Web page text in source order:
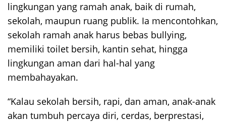
lingkungan yang ramah anak, baik di rumah,
sekolah, maupun ruang publik. Ia mencontohkan,
sekolah ramah anak harus bebas bullying,
memiliki toilet bersih, kantin sehat, hingga
lingkungan aman dari hal-hal yang
membahayakan.
“Kalau sekolah bersih, rapi, dan aman, anak-anak
akan tumbuh percaya diri, cerdas, berprestasi,